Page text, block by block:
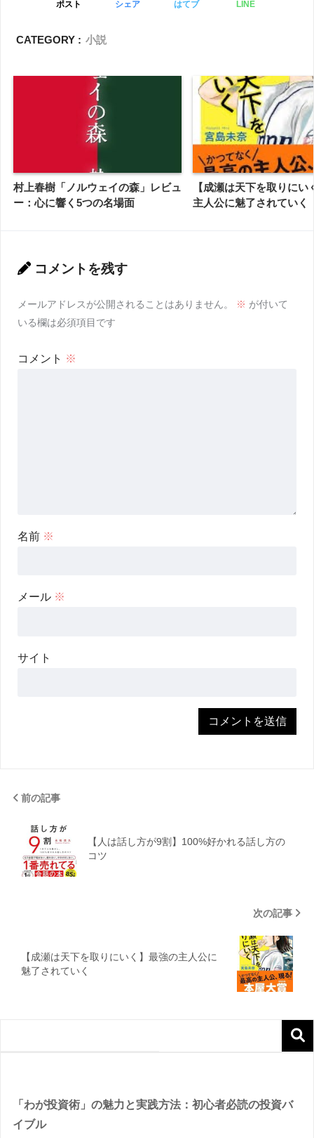
ポスト シェア はてブ LINE
CATEGORY : 小説
村上春樹「ノルウェイの森」レビュ
ー：心に響く5つの名場面
【成瀬は天下を取りにい
主人公に魅了されていく
コメントを残す
メールアドレスが公開されることはありません。 ※ が付いて
いる欄は必須項目です
コメント ※
名前 ※
メール ※
サイト
前の記事
【人は話し方が9割】100%好かれる話し方の
コツ
次の記事
【成瀬は天下を取りにいく】最強の主人公に
魅了されていく
「わが投資術」の魅力と実践方法：初心者必読の投資バ
イブル